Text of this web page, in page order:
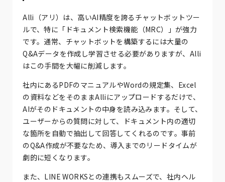
Alli（アリ）は、高いAI精度を誇るチャットボットツー
ルで、特に「ドキュメント検索機能（MRC）」が強力
です。通常、チャットボットを構築するには大量の
Q&Aデータを作成し学習させる必要がありますが、Alli
はこの手間を大幅に削減します。
社内にあるPDFのマニュアルやWordの規定集、Excel
の資料などをそのままAlliにアップロードするだけで、
AIがそのドキュメントの中身を読み込みます。そして、
ユーザーからの質問に対して、ドキュメント内の適切
な箇所を自動で抽出して回答してくれるのです。事前
のQ&A作成が不要なため、導入までのリードタイムが
劇的に短くなります。
また、LINE WORKSとの連携もスムーズで、社内ヘル